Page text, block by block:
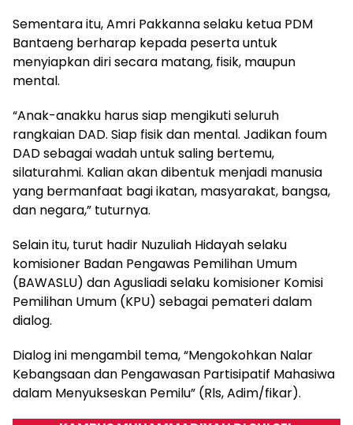
Sementara itu, Amri Pakkanna selaku ketua PDM
Bantaeng berharap kepada peserta untuk
menyiapkan diri secara matang, fisik, maupun
mental.
“Anak-anakku harus siap mengikuti seluruh
rangkaian DAD. Siap fisik dan mental. Jadikan foum
DAD sebagai wadah untuk saling bertemu,
silaturahmi. Kalian akan dibentuk menjadi manusia
yang bermanfaat bagi ikatan, masyarakat, bangsa,
dan negara,” tuturnya.
Selain itu, turut hadir Nuzuliah Hidayah selaku
komisioner Badan Pengawas Pemilihan Umum
(BAWASLU) dan Agusliadi selaku komisioner Komisi
Pemilihan Umum (KPU) sebagai pemateri dalam
dialog.
Dialog ini mengambil tema, “Mengokohkan Nalar
Kebangsaan dan Pengawasan Partisipatif Mahasiwa
dalam Menyukseskan Pemilu” (Rls, Adim/fikar).